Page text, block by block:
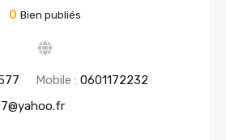
0 Bien publiés
Mobile : 0601172232